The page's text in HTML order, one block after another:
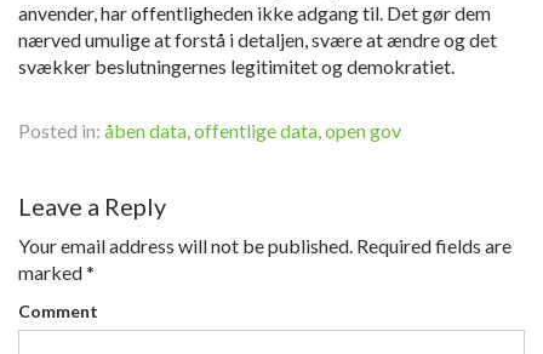
anvender, har offentligheden ikke adgang til. Det gør dem
nærved umulige at forstå i detaljen, svære at ændre og det
svækker beslutningernes legitimitet og demokratiet.
Posted in: åben data,offentlige data,open gov
Leave a Reply
Your email address will not be published. Required fields are
marked*
Comment